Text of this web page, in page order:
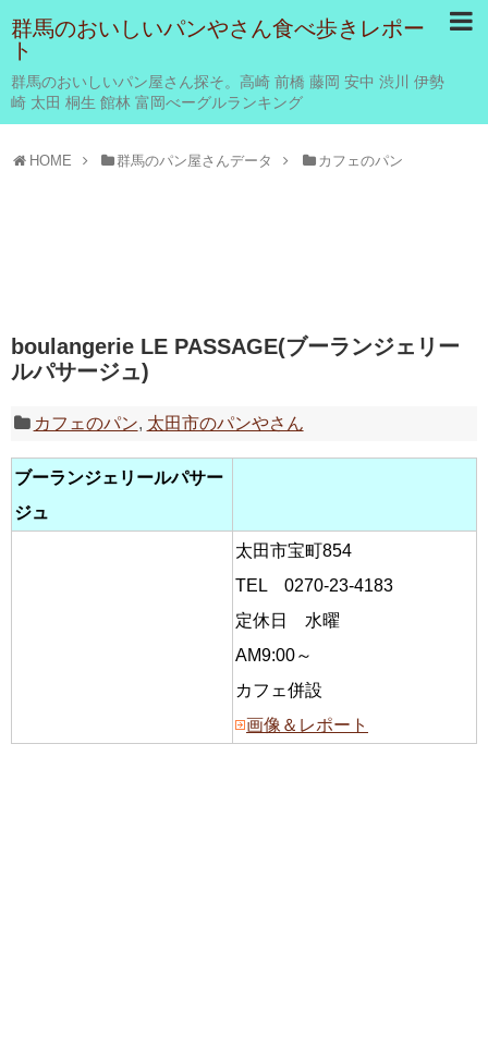
群馬のおいしいパンやさん食べ歩きレポー
ト
群馬のおいしいパン屋さん探そ。高崎 前橋 藤岡 安中 渋川 伊勢
崎 太田 桐生 館林 富岡べーグルランキング
HOME 群馬のパン屋さんデータ カフェのパン
boulangerie LE PASSAGE(ブーランジェリー
ルパサージュ)
カフェのパン, 太田市のパンやさん
ブーランジェリールパサー
ジュ
太田市宝町854
TEL 0270-23-4183
定休日 水曜
AM9:00～
カフェ併設
画像＆レポート